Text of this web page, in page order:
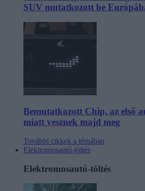
SUV mutatkozott be
Bemutatkozott Chip, az első
miatt vesznek majd meg
További cikkek a témában
Elektromosautó-töltés
Elektromosautó-töltés